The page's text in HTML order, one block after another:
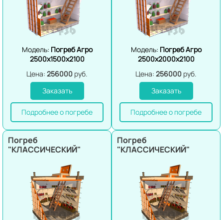
Модель: Погреб Агро
2500х1500х2100
Цена: 256000 руб.
Заказать
Подробнее о погребе
Модель: Погреб Агро
2500х2000х2100
Цена: 256000 руб.
Заказать
Подробнее о погребе
Погреб
"КЛАССИЧЕСКИЙ"
Погреб
"КЛАССИЧЕСКИЙ"